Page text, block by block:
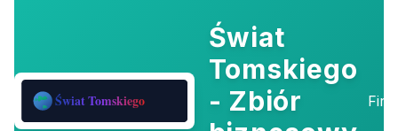
Świat
Tomskiego
- Zbiór